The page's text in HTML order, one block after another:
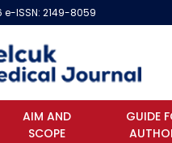
e-ISSN: 2149-8059
AIM AND
SCOPE
GUIDE